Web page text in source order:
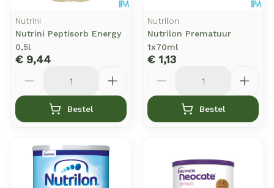
Nutrini
Nutrini Peptisorb Energy
0,5l
€ 9,44
Bestel
Nutrilon
Nutrilon Prematuur
1x70ml
€ 1,13
Bestel